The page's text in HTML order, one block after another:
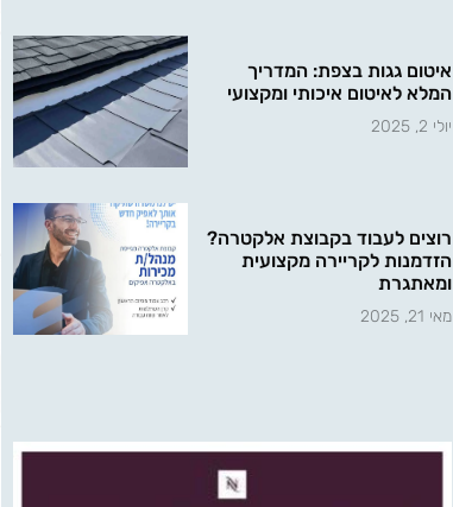
איטום גגות בצפת: המדריך
המלא לאיטום איכותי ומקצועי
יולי 2, 2025
רוצים לעבוד בקבוצת אלקטרה?
הזדמנות לקריירה מקצועית
ומאתגרת
מאי 21, 2025